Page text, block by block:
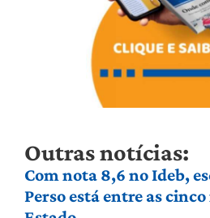
Outras notícias:
Com nota 8,6 no Ideb,
Perso está entre as